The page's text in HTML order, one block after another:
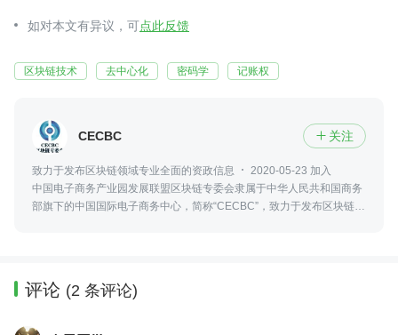
如对本文有异议，可点此反馈
区块链技术 去中心化 密码学 记账权
CECBC  关注
致力于发布区块链领域专业全面的资政信息
2020-05-23 加入
中国电子商务产业园发展联盟区块链专委会隶属于中华人民共和国商务
部旗下的中国国际电子商务中心，简称“CECBC”，致力于发布区块链领
评论 (2 条评论)